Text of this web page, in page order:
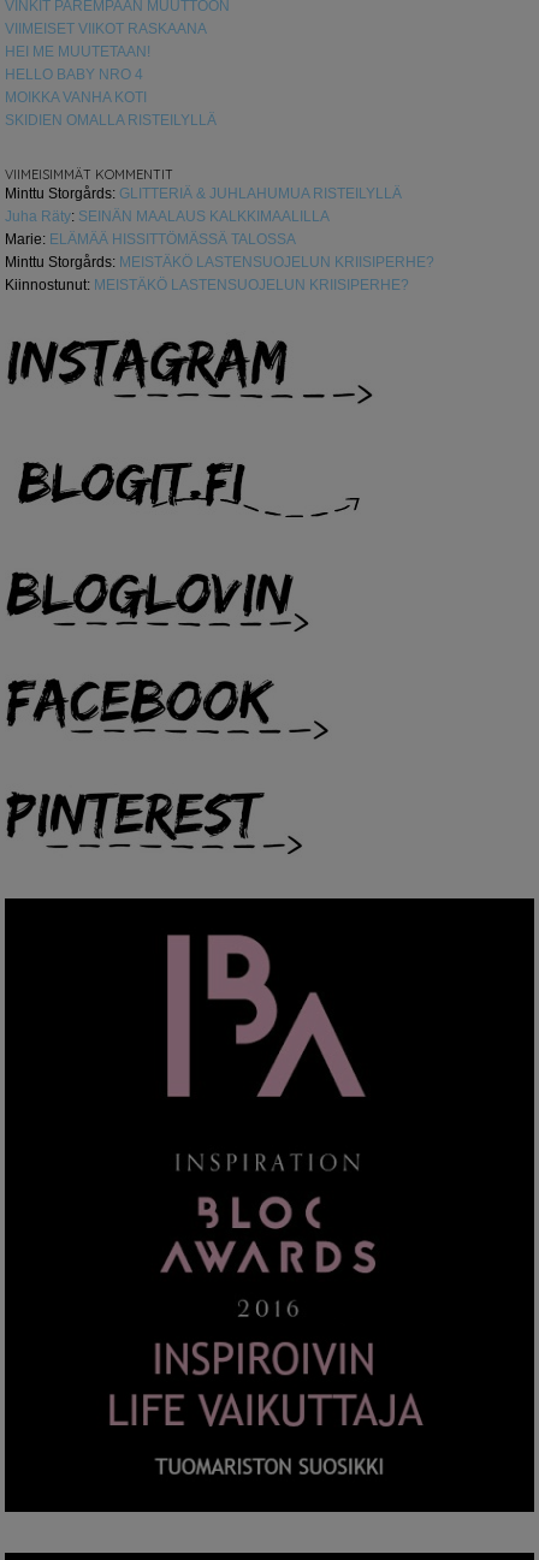
VINKIT PAREMPAAN MUUTTOON
VIIMEISET VIIKOT RASKAANA
HEI ME MUUTETAAN!
HELLO BABY NRO 4
MOIKKA VANHA KOTI
SKIDIEN OMALLA RISTEILYLLÄ
VIIMEISIMMÄT KOMMENTIT
Minttu Storgårds: GLITTERIÄ & JUHLAHUMUA RISTEILYLLÄ
Juha Räty: SEINÄN MAALAUS KALKKIMAALILLA
Marie: ELÄMÄÄ HISSITTÖMÄSSÄ TALOSSA
Minttu Storgårds: MEISTÄKÖ LASTENSUOJELUN KRIISIPERHE?
Kiinnostunut: MEISTÄKÖ LASTENSUOJELUN KRIISIPERHE?